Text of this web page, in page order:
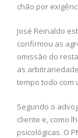
chão por
José Reinaldo
confirmou as
omissão do
as
tempo todo com
Segundo o
cliente e, como
psicológicas. O